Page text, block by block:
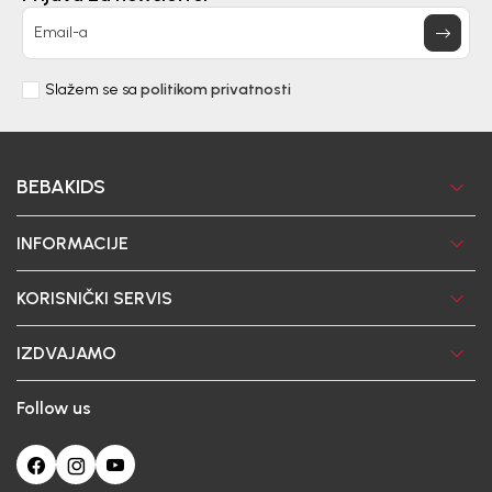
Email-a
Slažem se sa politikom privatnosti
BEBAKIDS
INFORMACIJE
KORISNIČKI SERVIS
IZDVAJAMO
Follow us